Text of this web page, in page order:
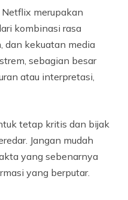
merupakan
kombinasi rasa
dan kekuatan media
sebagian besar
atau interpretasi,
tetap kritis dan bijak
Jangan mudah
yang sebenarnya
yang berputar.